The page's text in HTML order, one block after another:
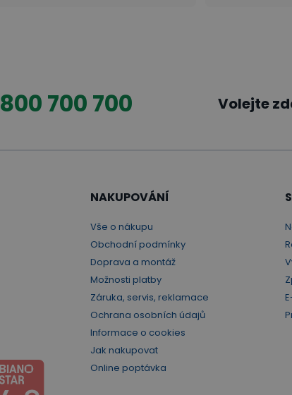
800 700 700 Volejte
NAKUPOVÁNÍ
Vše o nákupu
Obchodní podmínky
Doprava a montáž
Možnosti platby
Záruka, servis, reklamace
Ochrana osobních údajů
Informace o cookies
Jak nakupovat
Online poptávka